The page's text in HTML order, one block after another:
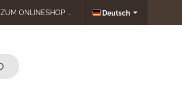
ZUM ONLINESHOP ... Deutsch